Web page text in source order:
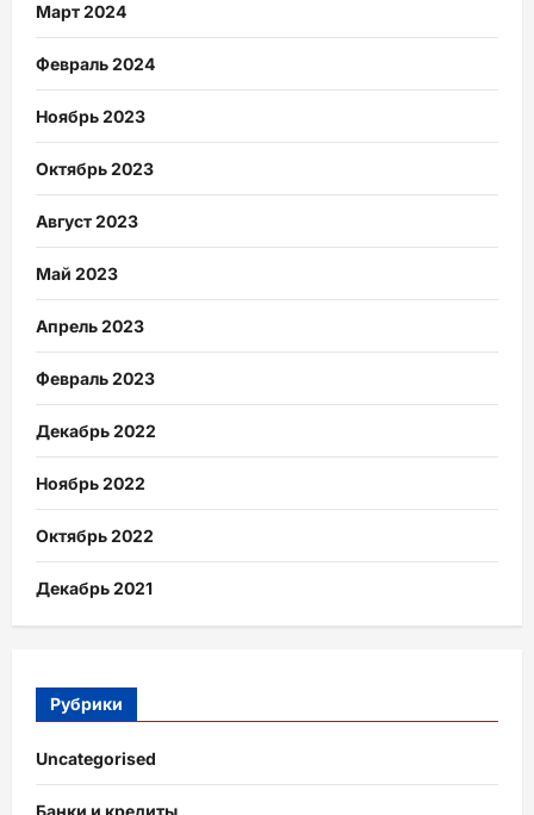
Март 2024
Февраль 2024
Ноябрь 2023
Октябрь 2023
Август 2023
Май 2023
Апрель 2023
Февраль 2023
Декабрь 2022
Ноябрь 2022
Октябрь 2022
Декабрь 2021
Рубрики
Uncategorised
Банки и кредиты